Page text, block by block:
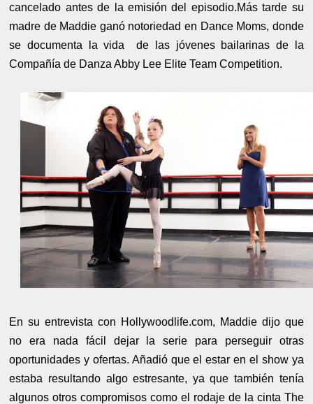
cancelado antes de la emisión del episodio.Más tarde su
madre de Maddie ganó notoriedad en Dance Moms, donde
se documenta la vida de las jóvenes bailarinas de la
Compañía de Danza Abby Lee Elite Team Competition.
En su entrevista con Hollywoodlife.com, Maddie dijo que
no era nada fácil dejar la serie para perseguir otras
oportunidades y ofertas. Añadió que el estar en el show ya
estaba resultando algo estresante, ya que también tenía
algunos otros compromisos como el rodaje de la cinta The